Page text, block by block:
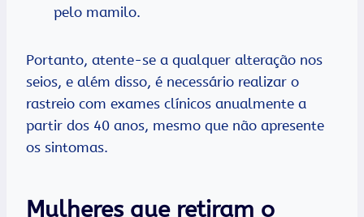
pelo mamilo.
Portanto, atente-se a qualquer alteração nos
seios, e além disso, é necessário realizar o
rastreio com exames clínicos anualmente a
partir dos 40 anos, mesmo que não apresente
os sintomas.
Mulheres que retiram o